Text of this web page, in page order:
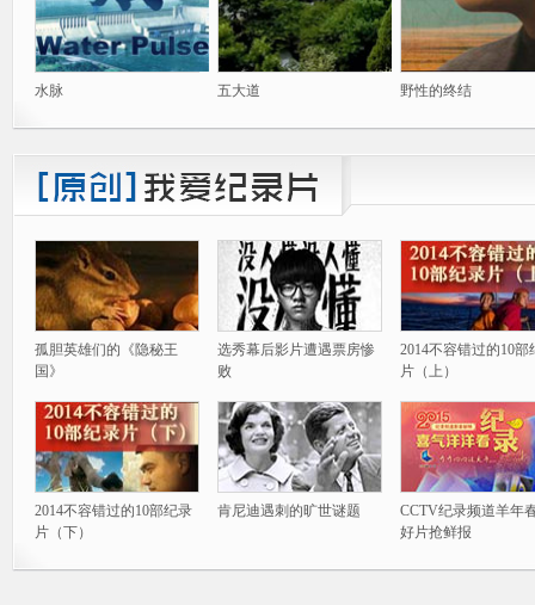
水脉 五大道 野性的终结
孤胆英雄们的《隐秘王
国》
选秀幕后影片遭遇票房惨
败
2014不容错过的10部
片（上）
2014不容错过的10部纪录
片（下）
肯尼迪遇刺的旷世谜题
CCTV纪录频道羊年
好片抢鲜报